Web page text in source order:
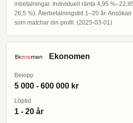
inbetalningar. Individuell ränta 4,95
26,5 %). Återbetalningstid 1–20 år.
som matchar din profil. (2025-03-01)
Ekonomen
Belopp
5 000 - 600 000 kr
Löptid
1 - 20 år